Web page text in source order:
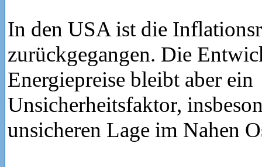
In den USA ist die
zurückgegangen. Die
Energiepreise bleibt aber ein
Unsicherheitsfaktor,
unsicheren Lage im Nahen